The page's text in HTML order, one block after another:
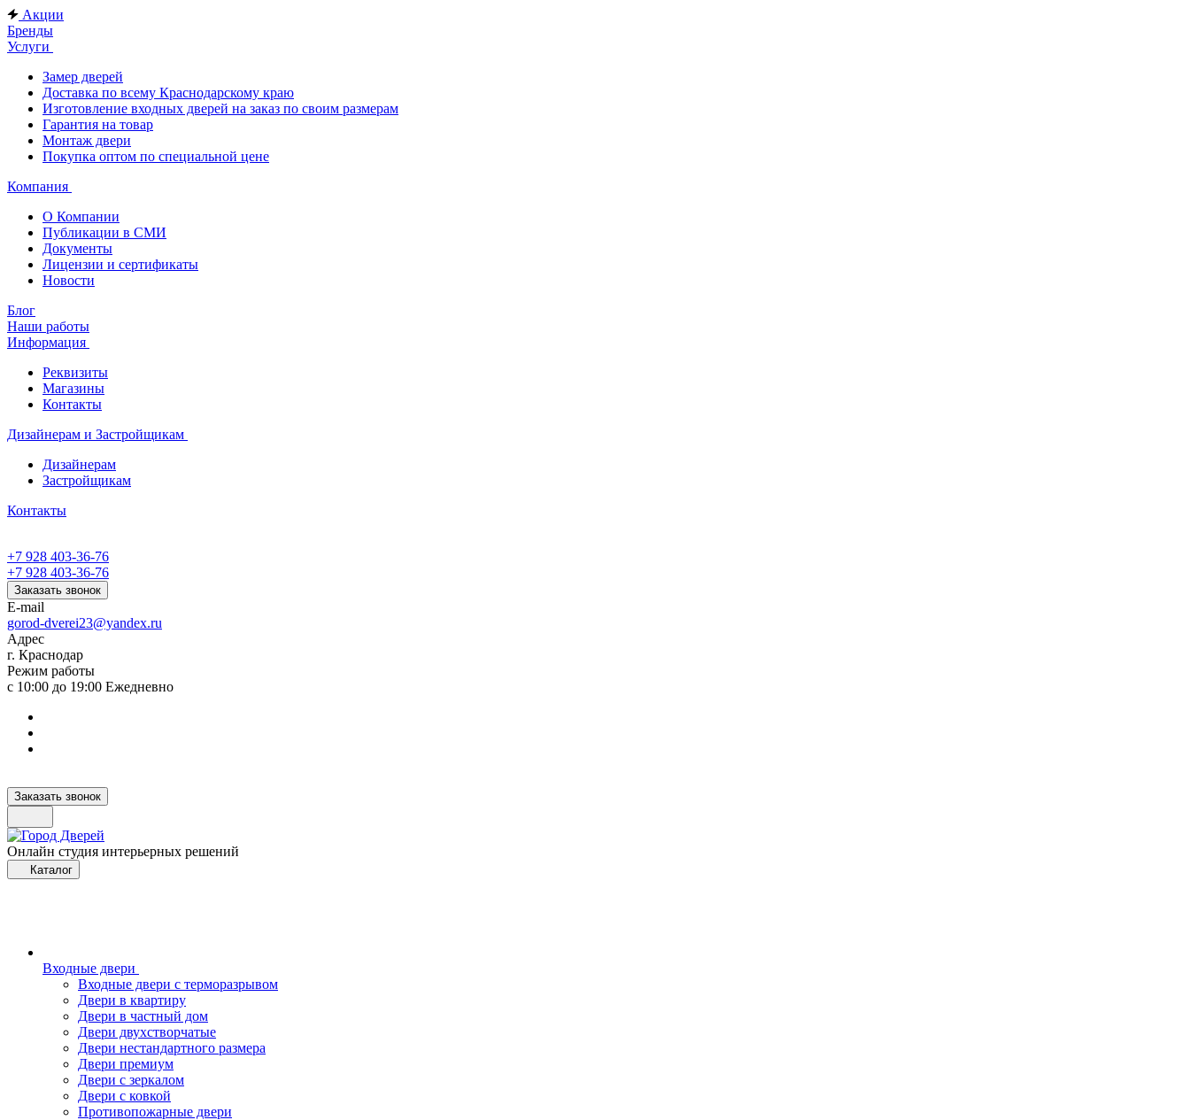
Акции
Бренды
Услуги
Замер дверей
Доставка по всему Краснодарскому краю
Изготовление входных дверей на заказ по своим размерам
Гарантия на товар
Монтаж двери
Покупка оптом по специальной цене
Компания
О Компании
Публикации в СМИ
Документы
Лицензии и сертификаты
Новости
Блог
Наши работы
Информация
Реквизиты
Магазины
Контакты
Дизайнерам и Застройщикам
Дизайнерам
Застройщикам
Контакты
+7 928 403-36-76
+7 928 403-36-76
Заказать звонок
E-mail
gorod-dverei23@yandex.ru
Адрес
г. Краснодар
Режим работы
с 10:00 до 19:00 Ежедневно
Заказать звонок
Онлайн студия интерьерных решений
Каталог
Входные двери
Входные двери с терморазрывом
Двери в квартиру
Двери в частный дом
Двери двухстворчатые
Двери нестандартного размера
Двери премиум
Двери с зеркалом
Двери с ковкой
Противопожарные двери